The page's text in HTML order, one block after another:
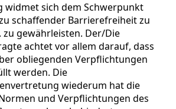
widmet sich dem Schwerpunkt
schaffender Barrierefreiheit zu
gewährleisten. Der/Die
achtet vor allem darauf, dass
obliegenden Verpflichtungen
werden. Die
wiederum hat die
und Verpflichtungen des